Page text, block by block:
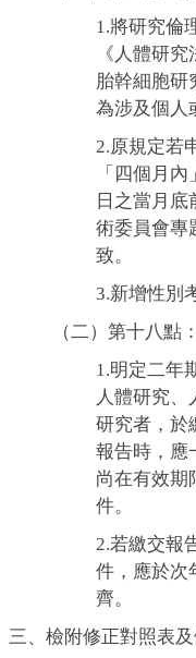
1.將研究倫
《人體研
胎幹細胞研
為涉及個人
2.原規定若
「四個月
日之當月
術委員會專
致。
3.新增性別
（二）第十八點
1.明定二年
人體研究
研究者，於
報告時，應
尚在有效期
件。
2.若繳交報
件，應於次
齊。
三、檢附修正對照表及